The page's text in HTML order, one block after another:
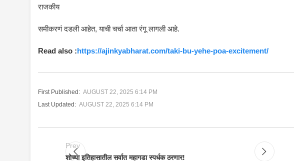
राजकीय
समीकरणं दडली आहेत, याची चर्चा आता रंगू लागली आहे.
Read also :https://ajinkyabharat.com/taki-bu-yehe-poa-excitement/
First Published: AUGUST 22, 2025 6:14 PM
Last Updated: AUGUST 22, 2025 6:14 PM
Prev
शोच्या इतिहासातील सर्वात महागडा स्पर्धक ठरणार!